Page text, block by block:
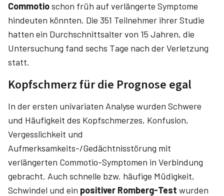
Commotioschon früh auf verlängerte Symptome
hindeuten könnten. Die 351 Teilnehmer ihrer Studie
hatten ein Durchschnittsalter von 15 Jahren, die
Untersuchung fand sechs Tage nach der Verletzung
statt.
Kopfschmerz für die Prognose egal
In der ersten univariaten Analyse wurden Schwere
und Häufigkeit des Kopfschmerzes, Konfusion,
Vergesslichkeit und
Aufmerksamkeits-/Gedächtnisstörung mit
verlängerten Commotio-Symptomen in Verbindung
gebracht. Auch schnelle bzw. häufige Müdigkeit,
Schwindel und ein positiver Romberg-Test wurden